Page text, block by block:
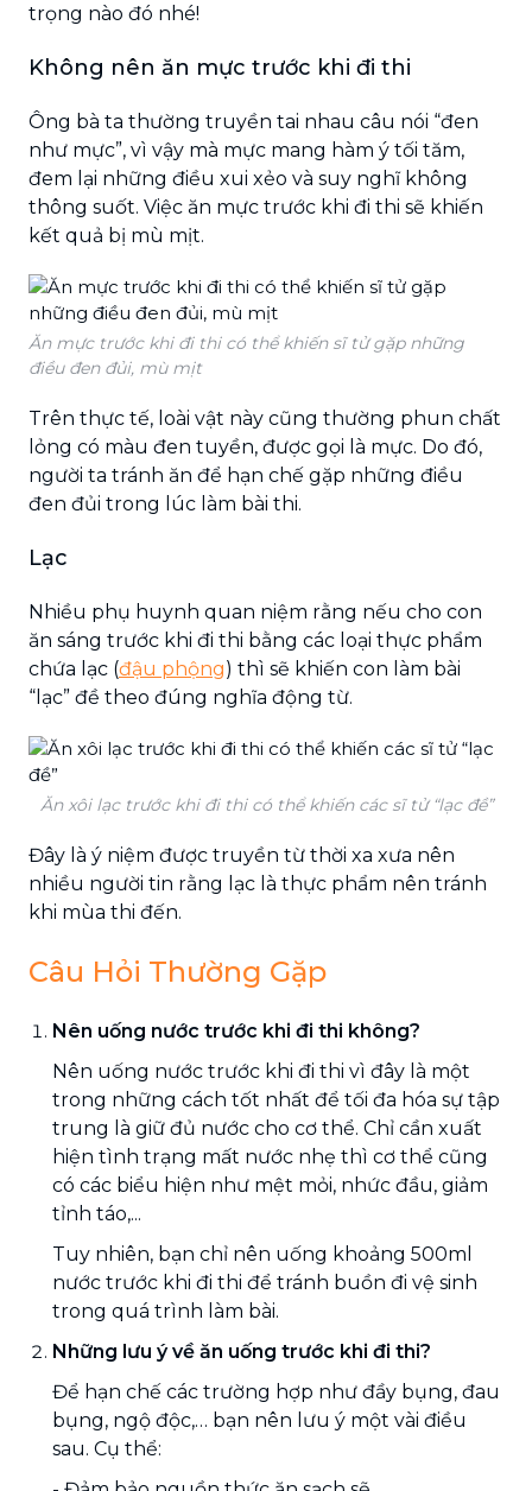
trọng nào đó nhé!
Không nên ăn mực trước khi đi thi
Ông bà ta thường truyền tai nhau câu nói “đen
như mực”, vì vậy mà mực mang hàm ý tối tăm,
đem lại những điều xui xẻo và suy nghĩ không
thông suốt. Việc ăn mực trước khi đi thi sẽ khiến
kết quả bị mù mịt.
Ăn mực trước khi đi thi có thể khiến sĩ tử gặp những
điều đen đủi, mù mịt
Trên thực tế, loài vật này cũng thường phun chất
lỏng có màu đen tuyền, được gọi là mực. Do đó,
người ta tránh ăn để hạn chế gặp những điều
đen đủi trong lúc làm bài thi.
Lạc
Nhiều phụ huynh quan niệm rằng nếu cho con
ăn sáng trước khi đi thi bằng các loại thực phẩm
chứa lạc (đậu phộng) thì sẽ khiến con làm bài
“lạc” đề theo đúng nghĩa động từ.
Ăn xôi lạc trước khi đi thi có thể khiến các sĩ tử “lạc đề”
Đây là ý niệm được truyền từ thời xa xưa nên
nhiều người tin rằng lạc là thực phẩm nên tránh
khi mùa thi đến.
Câu Hỏi Thường Gặp
Nên uống nước trước khi đi thi không?
Nên uống nước trước khi đi thi vì đây là một
trong những cách tốt nhất để tối đa hóa sự tập
trung là giữ đủ nước cho cơ thể. Chỉ cần xuất
hiện tình trạng mất nước nhẹ thì cơ thể cũng
có các biểu hiện như mệt mỏi, nhức đầu, giảm
tỉnh táo,...
Tuy nhiên, bạn chỉ nên uống khoảng 500ml
nước trước khi đi thi để tránh buồn đi vệ sinh
trong quá trình làm bài.
Những lưu ý về ăn uống trước khi đi thi?
Để hạn chế các trường hợp như đầy bụng, đau
bụng, ngộ độc,… bạn nên lưu ý một vài điều
sau. Cụ thể: